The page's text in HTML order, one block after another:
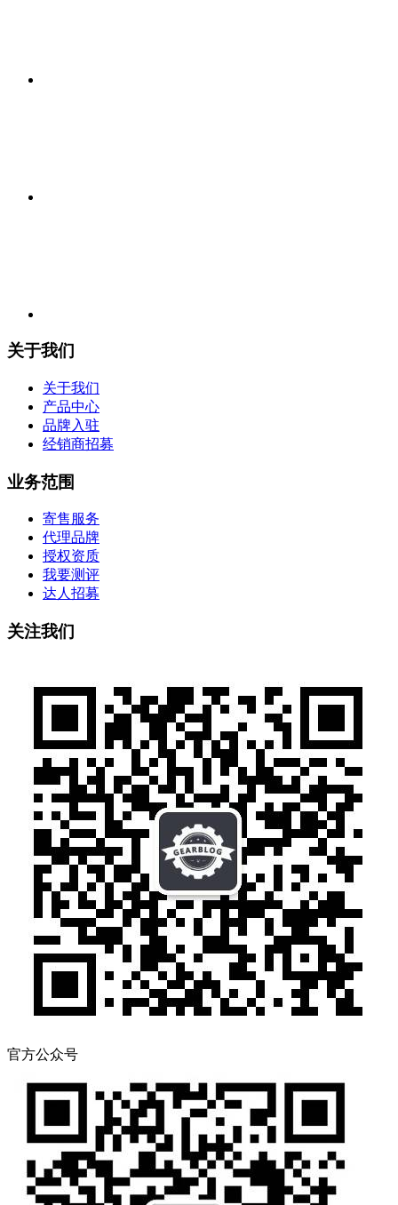
关于我们
关于我们
产品中心
品牌入驻
经销商招募
业务范围
寄售服务
代理品牌
授权资质
我要测评
达人招募
关注我们
官方公众号